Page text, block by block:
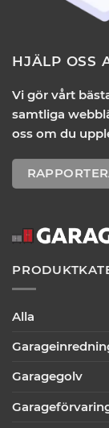
HJÄLP OSS
Vi gör vårt
samtliga
oss om du
Alla
Garagegolv